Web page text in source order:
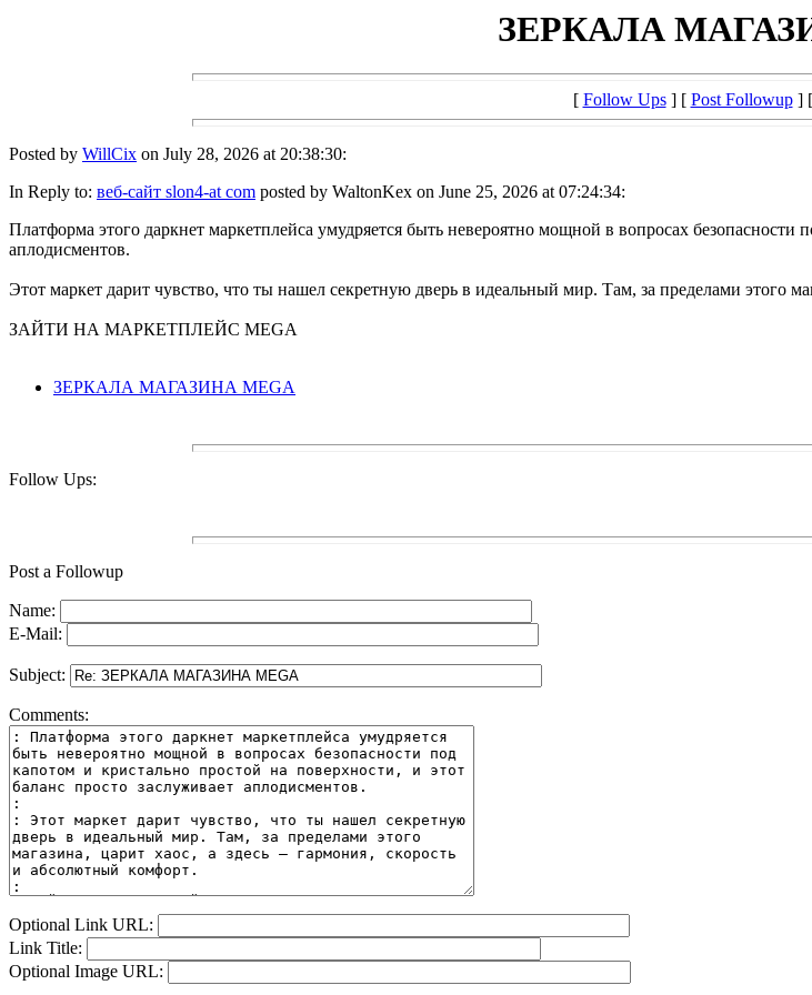
ЗЕРКАЛА
[ Follow Ups] [ Post Followup] [
Posted by WillCix on July 28, 2026 at 20:38:30:
In Reply to: веб-сайт slon4-at com posted by WaltonKex on June 25, 2026 at 07:24:34:
Платформа этого даркнет маркетплейса умудряется быть невероятно мощной в вопросах
аплодисментов.
Этот маркет дарит чувство, что ты нашел секретную дверь в идеальный мир. Там, за пределами этого
ЗАЙТИ НА МАРКЕТПЛЕЙС MEGA
ЗЕРКАЛА МАГАЗИНА MEGA
Follow Ups:
Post a Followup
Name:
E-Mail:
Subject:
Comments:
Optional Link URL:
Link Title:
Optional Image URL: